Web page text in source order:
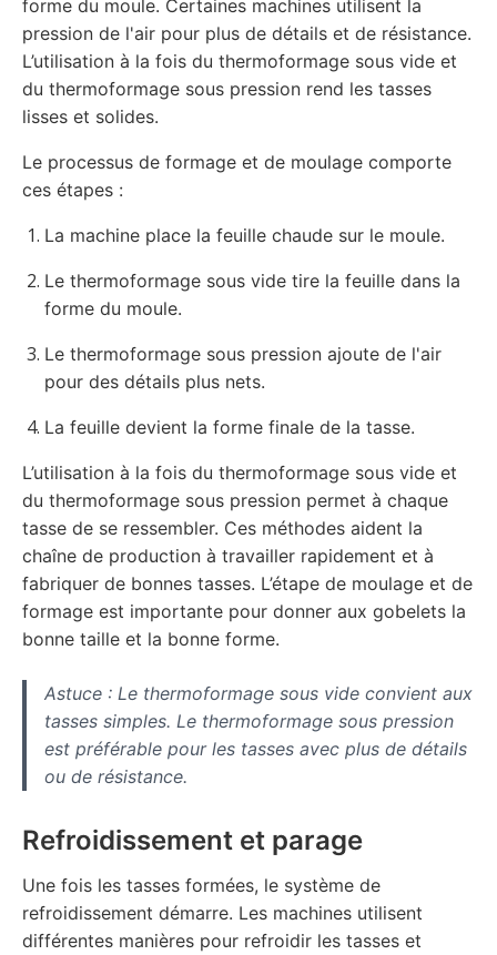
forme du moule. Certaines machines utilisent la
pression de l'air pour plus de détails et de résistance.
L’utilisation à la fois du thermoformage sous vide et
du thermoformage sous pression rend les tasses
lisses et solides.
Le processus de formage et de moulage comporte
ces étapes :
La machine place la feuille chaude sur le moule.
Le thermoformage sous vide tire la feuille dans la
forme du moule.
Le thermoformage sous pression ajoute de l'air
pour des détails plus nets.
La feuille devient la forme finale de la tasse.
L’utilisation à la fois du thermoformage sous vide et
du thermoformage sous pression permet à chaque
tasse de se ressembler. Ces méthodes aident la
chaîne de production à travailler rapidement et à
fabriquer de bonnes tasses. L’étape de moulage et de
formage est importante pour donner aux gobelets la
bonne taille et la bonne forme.
Astuce : Le thermoformage sous vide convient aux
tasses simples. Le thermoformage sous pression
est préférable pour les tasses avec plus de détails
ou de résistance.
Refroidissement et parage
Une fois les tasses formées, le système de
refroidissement démarre. Les machines utilisent
différentes manières pour refroidir les tasses et